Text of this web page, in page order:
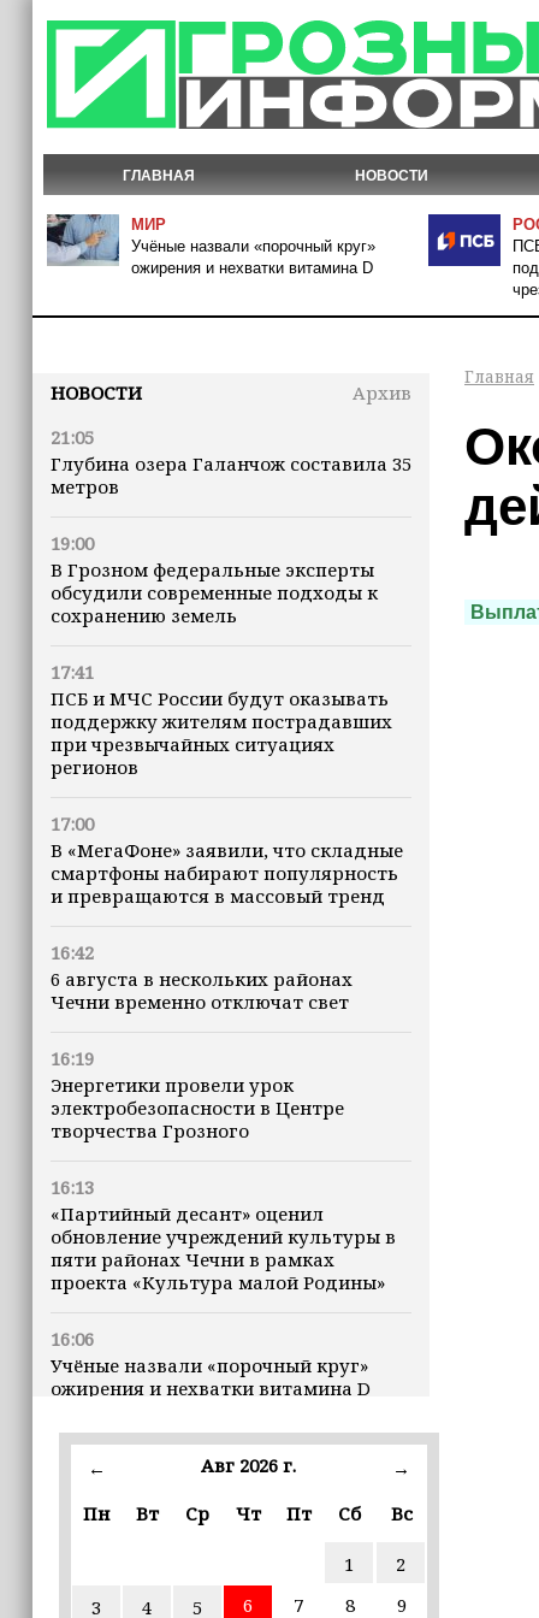
ГЛАВНАЯ НОВОСТИ
МИР
Учёные назвали «порочный круг»
ожирения и нехватки витамина D
НОВОСТИ
Архив
21:05
Глубина озера Галанчож составила 35
метров
19:00
В Грозном федеральные эксперты
обсудили современные подходы к
сохранению земель
17:41
ПСБ и МЧС России будут оказывать
поддержку жителям пострадавших
при чрезвычайных ситуациях
регионов
17:00
В «МегаФоне» заявили, что складные
смартфоны набирают популярность
и превращаются в массовый тренд
16:42
6 августа в нескольких районах
Чечни временно отключат свет
16:19
Энергетики провели урок
электробезопасности в Центре
творчества Грозного
16:13
«Партийный десант» оценил
обновление учреждений культуры в
пяти районах Чечни в рамках
проекта «Культура малой Родины»
16:06
Учёные назвали «порочный круг»
ожирения и нехватки витамина D
16:00
В Чеченской Республике начинается
избирательные комиссии
← Авг 2026 г.
→
Пн
Вт Ср Чт Пт Сб Вс
1
2
3
4 5 6 7 8
9
Главная